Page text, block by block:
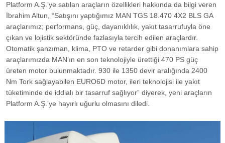
Platform A.Ş.’ye satılan araçların özellikleri hakkında da bilgi veren
İbrahim Altun, “Satışını yaptığımız MAN TGS 18.470 4X2 BLS GA
araçlarımız; performans, güç, dayanıklılık, yakıt tasarrufuyla öne
çıkan ve lojistik sektöründe fazlasıyla tercih edilen araçlardır.
Otomatik şanzıman, klima, PTO ve retarder gibi donanımlara sahip
araçlarımızda MAN’ın en son teknolojiyle ürettiği 470 PS güç
üreten motor bulunmaktadır. 930 ile 1350 devir aralığında 2400
Nm Tork sağlayabilen EURO6D motor, ileri teknolojisi ile yakıt
tüketiminde de iddialı bir tasarruf sağlıyor” diyerek, yeni araçların
Platform A.Ş.’ye hayırlı uğurlu olmasını diledi.